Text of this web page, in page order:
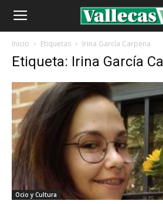
Inicio Etiquetas Irina García Carpena
Etiqueta: Irina García
Ocio y Cultura